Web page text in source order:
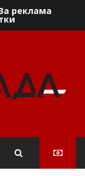
реклама